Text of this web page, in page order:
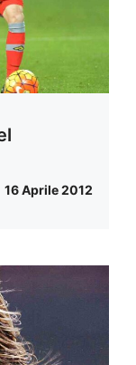
16 Aprile 2012